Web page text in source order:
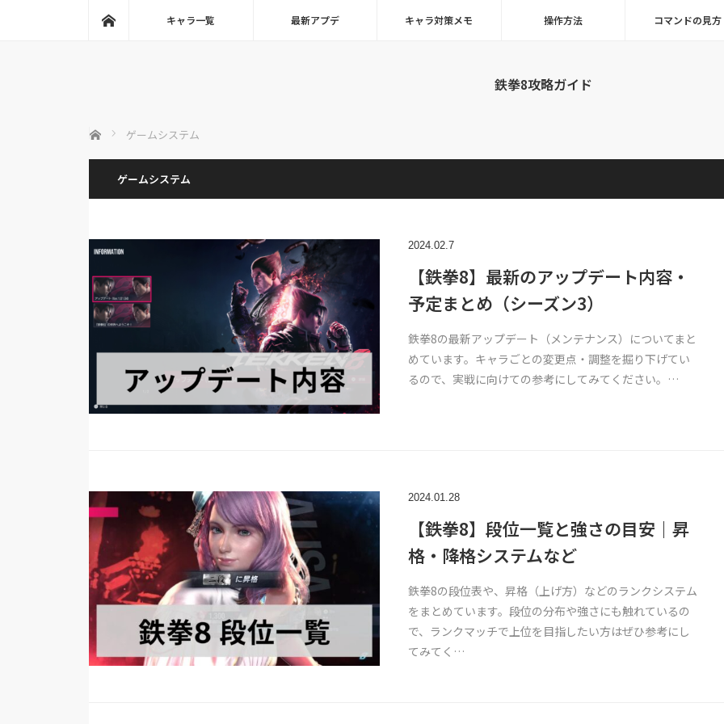
キャラ一覧 最新アプデ キャラ対策メモ 操作方法 コマンドの見方
鉄拳8攻略ガイド
ホーム ゲームシステム
ゲームシステム
2024.02.7
【鉄拳8】最新のアップデート内容・
予定まとめ（シーズン3）
鉄拳8の最新アップデート（メンテナンス）についてまと
めています。キャラごとの変更点・調整を掘り下げてい
るので、実戦に向けての参考にしてみてください。…
2024.01.28
【鉄拳8】段位一覧と強さの目安｜昇
格・降格システムなど
鉄拳8の段位表や、昇格（上げ方）などのランクシステム
をまとめています。段位の分布や強さにも触れているの
で、ランクマッチで上位を目指したい方はぜひ参考にし
てみてく…